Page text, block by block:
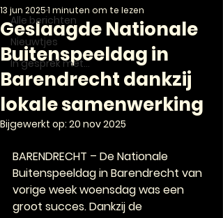
Alle berichten
Nieuwtjes
In gesprek met...
Geslaagde Nationale
Buitenspeeldag in
Barendrecht dankzij
lokale samenwerking
13 jun 20251 minuten om te lezen
Bijgewerkt op: 20 nov 2025
BAREN­DRECHT – De Nationale
Buitenspeeldag in Barendrecht van
vorige week woensdag was een
groot succes. Dankzij de